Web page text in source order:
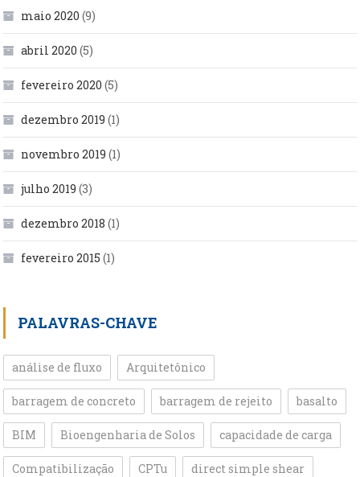
maio 2020 (9)
abril 2020 (5)
fevereiro 2020 (5)
dezembro 2019 (1)
novembro 2019 (1)
julho 2019 (3)
dezembro 2018 (1)
fevereiro 2015 (1)
PALAVRAS-CHAVE
análise de fluxo Arquitetônico
barragem de concreto barragem de rejeito basalto
BIM Bioengenharia de Solos capacidade de carga
Compatibilização CPTu direct simple shear